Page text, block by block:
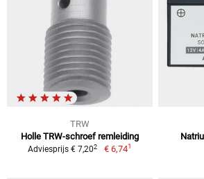
TRW
Holle TRW-schroef remleiding
Adviesprijs € 7,202 € 6,741